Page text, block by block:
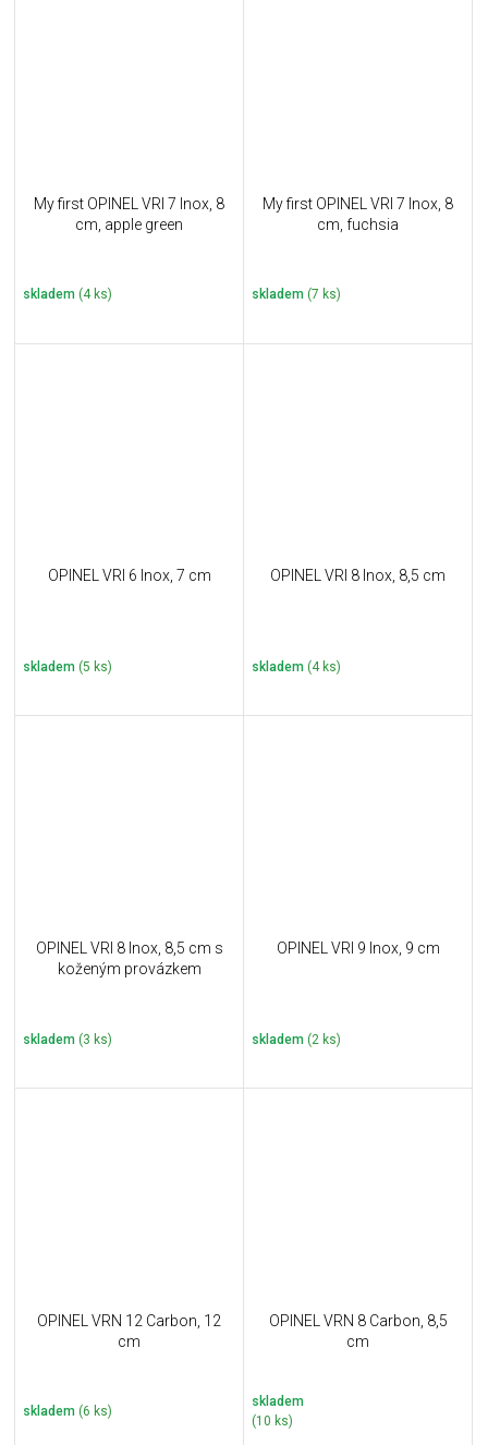
My first OPINEL VRI 7 Inox, 8
cm, apple green
skladem (4 ks)
My first OPINEL VRI 7 Inox, 8
cm, fuchsia
skladem (7 ks)
OPINEL VRI 6 Inox, 7 cm
skladem (5 ks)
OPINEL VRI 8 Inox, 8,5 cm
skladem (4 ks)
OPINEL VRI 8 Inox, 8,5 cm s
koženým provázkem
skladem (3 ks)
OPINEL VRI 9 Inox, 9 cm
skladem (2 ks)
OPINEL VRN 12 Carbon, 12
cm
skladem (6 ks)
OPINEL VRN 8 Carbon, 8,5
cm
skladem
(10 ks)